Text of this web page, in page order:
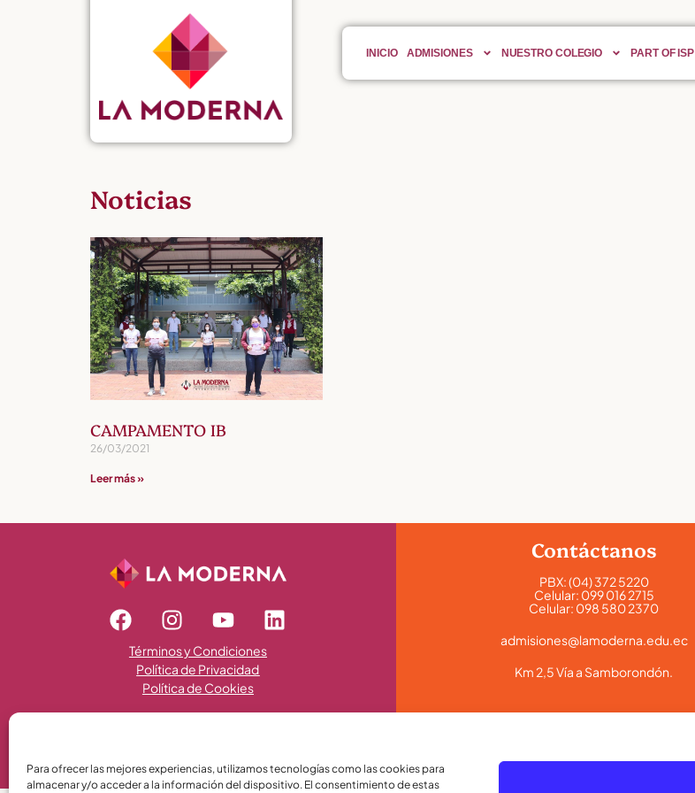
Para ofrecer las mejores experiencias, utilizamos tecnologías como las cookies para
almacenar y/o acceder a la información del dispositivo. El consentimiento de estas
INICIO ADMISIONES NUESTRO COLEGIO PART OF ISP
Noticias
CAMPAMENTO IB
26/03/2021
Leer más »
Términos y Condiciones
Política de Privacidad
Política de Cookies
Contáctanos
PBX:(04) 372 5220
Celular: 099 016 2715
Celular: 098 580 2370
admisiones@lamoderna.edu.ec
Km 2,5 Vía a Samborondón.